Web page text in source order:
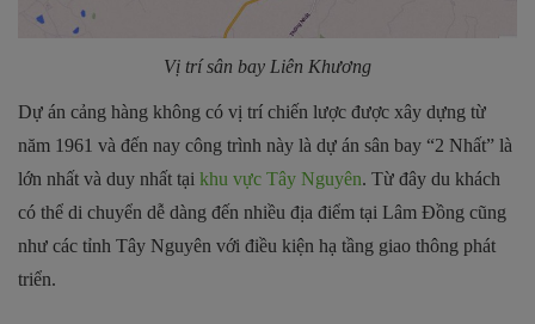
Vị trí sân bay Liên Khương
Dự án cảng hàng không có vị trí chiến lược được xây dựng từ
năm 1961 và đến nay công trình này là dự án sân bay “2 Nhất” là
lớn nhất và duy nhất tại khu vực Tây Nguyên. Từ đây du khách
có thể di chuyển dễ dàng đến nhiều địa điểm tại Lâm Đồng cũng
như các tỉnh Tây Nguyên với điều kiện hạ tầng giao thông phát
triển.